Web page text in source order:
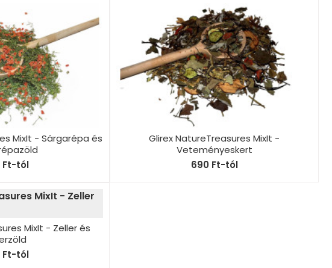
MixIt - Sárgarépa és
Ft-tól
Glirex NatureTreasures MixIt -
Veteményeskert
690 Ft-tól
MixIt - Zeller és
Ft-tól